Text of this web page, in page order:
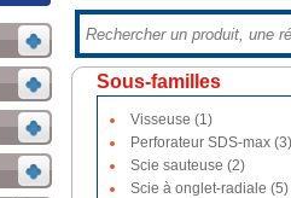
Sous-familles
Visseuse (1)
Perforateur SDS-max (3)
Scie sauteuse (2)
Scie à onglet-radiale (5)